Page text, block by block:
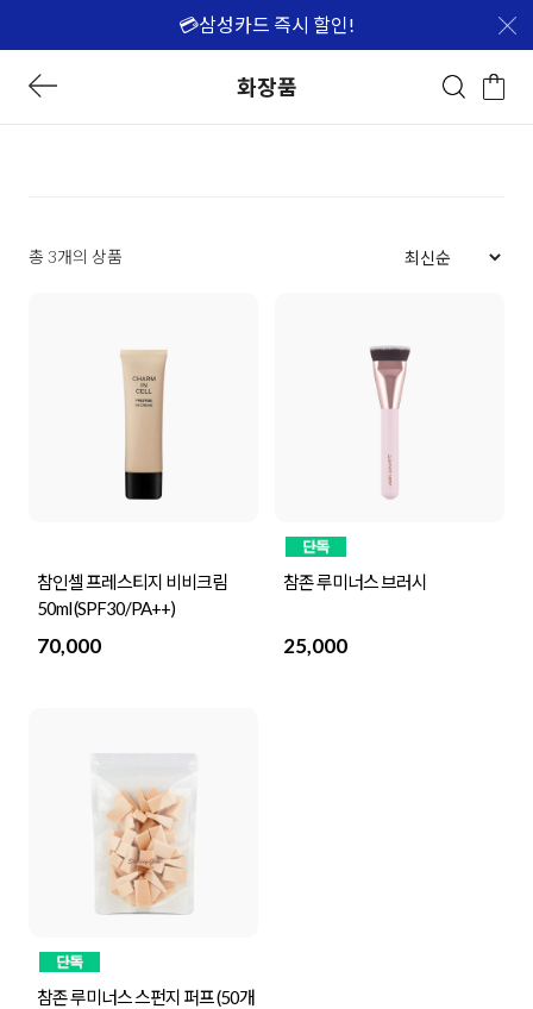
💳삼성카드 즉시 할인!
화장품
총 3개의 상품
참인셀 프레스티지 비비크림
50ml (SPF30/PA++)
70,000
참존 루미너스 브러시
25,000
참존 루미너스 스펀지 퍼프 (50개